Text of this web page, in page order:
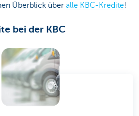
Überblick über alle KBC-Kredite!
bei der KBC